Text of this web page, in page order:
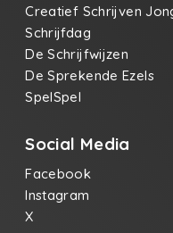
Creatief Schrijven
Schrijfdag
De Schrijfwijzen
De Sprekende Ezels
SpelSpel
Social Media
Facebook
Instagram
X